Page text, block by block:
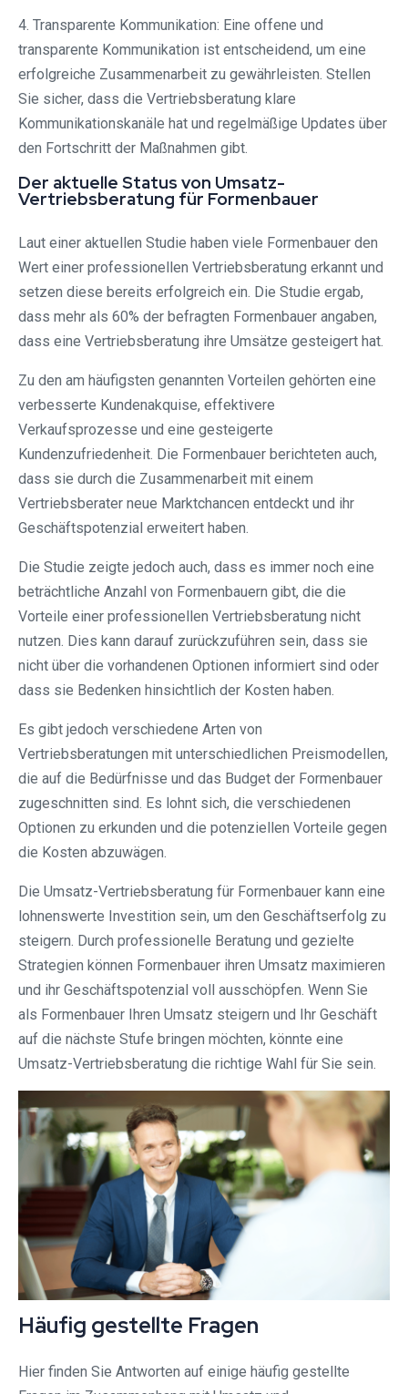
4. Transparente Kommunikation: Eine offene und
transparente Kommunikation ist entscheidend, um eine
erfolgreiche Zusammenarbeit zu gewährleisten. Stellen
Sie sicher, dass die Vertriebsberatung klare
Kommunikationskanäle hat und regelmäßige Updates über
den Fortschritt der Maßnahmen gibt.
Der aktuelle Status von Umsatz-
Vertriebsberatung für Formenbauer
Laut einer aktuellen Studie haben viele Formenbauer den
Wert einer professionellen Vertriebsberatung erkannt und
setzen diese bereits erfolgreich ein. Die Studie ergab,
dass mehr als 60% der befragten Formenbauer angaben,
dass eine Vertriebsberatung ihre Umsätze gesteigert hat.
Zu den am häufigsten genannten Vorteilen gehörten eine
verbesserte Kundenakquise, effektivere
Verkaufsprozesse und eine gesteigerte
Kundenzufriedenheit. Die Formenbauer berichteten auch,
dass sie durch die Zusammenarbeit mit einem
Vertriebsberater neue Marktchancen entdeckt und ihr
Geschäftspotenzial erweitert haben.
Die Studie zeigte jedoch auch, dass es immer noch eine
beträchtliche Anzahl von Formenbauern gibt, die die
Vorteile einer professionellen Vertriebsberatung nicht
nutzen. Dies kann darauf zurückzuführen sein, dass sie
nicht über die vorhandenen Optionen informiert sind oder
dass sie Bedenken hinsichtlich der Kosten haben.
Es gibt jedoch verschiedene Arten von
Vertriebsberatungen mit unterschiedlichen Preismodellen,
die auf die Bedürfnisse und das Budget der Formenbauer
zugeschnitten sind. Es lohnt sich, die verschiedenen
Optionen zu erkunden und die potenziellen Vorteile gegen
die Kosten abzuwägen.
Die Umsatz-Vertriebsberatung für Formenbauer kann eine
lohnenswerte Investition sein, um den Geschäftserfolg zu
steigern. Durch professionelle Beratung und gezielte
Strategien können Formenbauer ihren Umsatz maximieren
und ihr Geschäftspotenzial voll ausschöpfen. Wenn Sie
als Formenbauer Ihren Umsatz steigern und Ihr Geschäft
auf die nächste Stufe bringen möchten, könnte eine
Umsatz-Vertriebsberatung die richtige Wahl für Sie sein.
Häufig gestellte Fragen
Hier finden Sie Antworten auf einige häufig gestellte